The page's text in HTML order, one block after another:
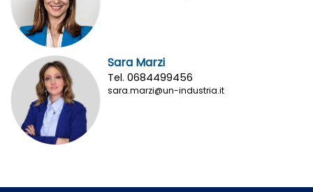
Sara Marzi
Tel. 0684499456
sara.marzi@un-industria.it